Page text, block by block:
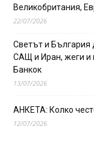
Великобритания,
22/07/2026
Светът и България
САЩ и Иран, жеги и
Банкок
13/07/2026
АНКЕТА: Колко
12/07/2026